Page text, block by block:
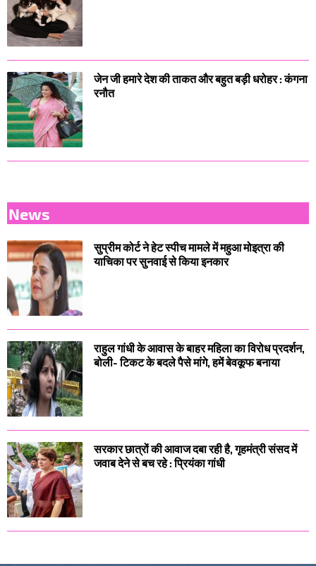
जेन जी हमारे देश की ताकत और बहुत बड़ी धरोहर : कंगना
रनौत
News
सुप्रीम कोर्ट ने हेट स्पीच मामले में महुआ मोइत्रा की
याचिका पर सुनवाई से किया इनकार
राहुल गांधी के आवास के बाहर महिला का विरोध प्रदर्शन,
बोली- टिकट के बदले पैसे मांगे, हमें बेवकूफ बनाया
सरकार छात्रों की आवाज दबा रही है, गृहमंत्री संसद में
जवाब देने से बच रहे : प्रियंका गांधी